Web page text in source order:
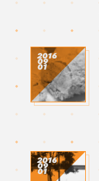
2016
09
01
2016
09
01